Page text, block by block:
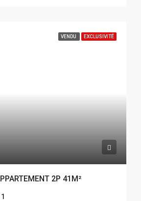
VENDU EXCLUSIVITÉ
2P 41M²
1